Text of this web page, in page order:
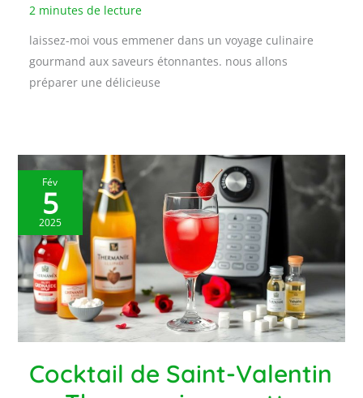
2 minutes de lecture
laissez-moi vous emmener dans un voyage culinaire
gourmand aux saveurs étonnantes. nous allons
préparer une délicieuse
Fév
5
2025
Cocktail de Saint-Valentin